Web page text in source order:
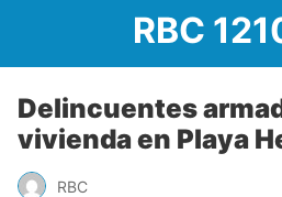
RBC
Delincuentes
vivienda en Playa
RBC